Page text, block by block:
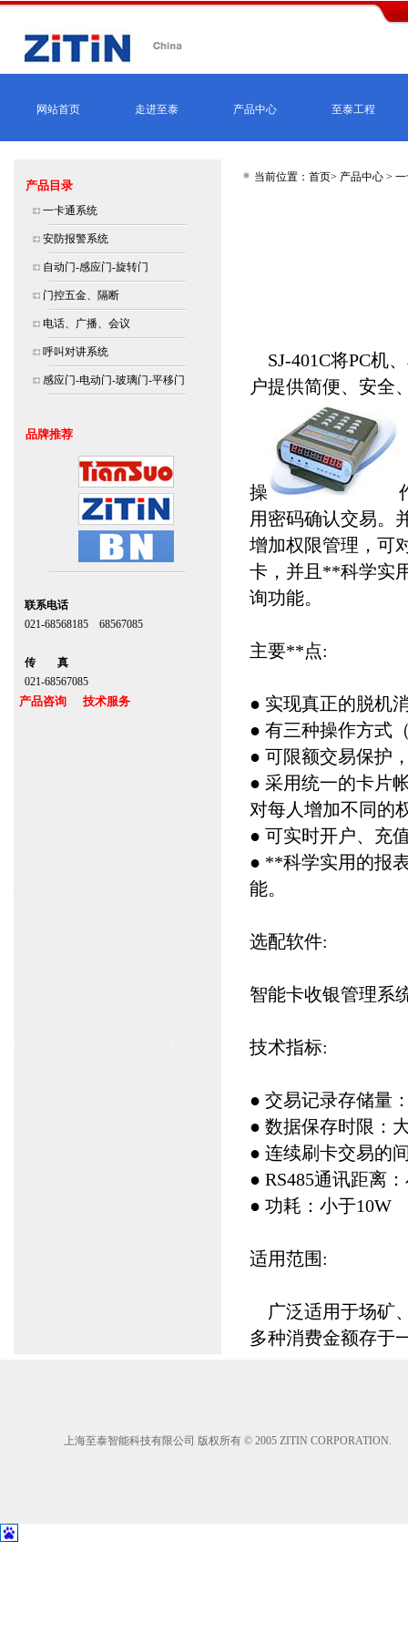
网站首页 走进至泰 产品中心 至泰工程
产品目录
一卡通系统
安防报警系统
自动门-感应门-旋转门
门控五金、隔断
电话、广播、会议
呼叫对讲系统
感应门-电动门-玻璃门-平移门
品牌推荐
联系电话
021-68568185 68567085
传 真
021-68567085
产品咨询 技术服务
当前位置：首页> 产品中心 >
SJ-401C将PC机
户提供简便、安全
操
用密码确认交易。
增加权限管理，可
卡，并且**科学实
询功能。
主要**点:
● 实现真正的脱机
● 有三种操作方式
● 可限额交易保护
● 采用统一的卡片
对每人增加不同的
● 可实时开户、充
● **科学实用的报
能。
选配软件:
智能卡收银管理系
技术指标:
● 交易记录存储量
● 数据保存时限：
● 连续刷卡交易的
● RS485通讯距离
● 功耗：小于10W
适用范围:
广泛适用于场矿
多种消费金额存于
上海至泰智能科技有限公司 版权所有 © 2005 ZITIN CORPORATION.